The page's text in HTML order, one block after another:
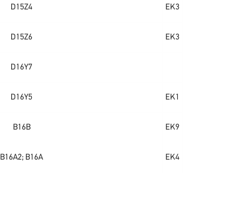
D15Z4 EK3
D15Z6 EK3
D16Y7
D16Y5 EK1
B16B EK9
B16A2; B16A EK4